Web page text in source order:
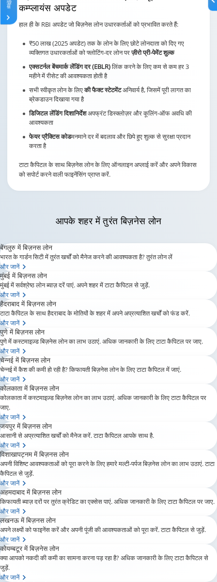
कम्प्लायंस अपडेट
हाल ही के RBI अपडेट जो बिज़नेस लोन उधारकर्ताओं को प्रभावित करते हैं:
₹50 लाख (2025 अपडेट) तक के लोन के लिए छोटे लोनदाता को दिए गए
व्यक्तिगत उधारकर्ताओं को फ्लोटिंग-दर लोन परज़ीरो प्री-पेमेंट शुल्क
एक्सटर्नल बेंचमार्क लेंडिंग दर (EBLR)लिंक करने के लिए कम से कम हर 3
महीने में रीसेट की आवश्यकता होती है
सभी स्वीकृत लोन के लिएकी फैक्ट स्टेटमेंटअनिवार्य है, जिसमें पूरी लागत का
ब्रेकडाउन दिखाया गया है
डिजिटल लेंडिंग दिशानिर्देशअपफ्रंट डिस्क्लोज़र और कूलिंग-ऑफ अवधि की
आवश्यकता
फेयर प्रैक्टिस कोडमनमाने दर में बदलाव और छिपे हुए शुल्क से सुरक्षा प्रदान
करता है
टाटा कैपिटल के साथ बिज़नेस लोन के लिए ऑनलाइन अप्लाई करें और अपने विकास
को सपोर्ट करने वाली फाइनेंसिंग प्राप्त करें.
आपके शहरमें तुरंत बिज़नेस लोन
बेंगलुरु में बिज़नस लोन
भारत के गार्डन सिटी में तुरंत खर्चों को मैनेज करने की आवश्यकता है? तुरंत लोन लें
और जानें
मुंबई में बिज़नस लोन
मुंबई में सर्वश्रेष्ठ लोन ब्याज़ दरें पाएं. अपने शहर में टाटा कैपिटल से जुड़ें.
और जानें
हैदराबाद में बिज़नस लोन
टाटा कैपिटल के साथ हैदराबाद के मोतियों के शहर में अपने अप्रत्याशित खर्चों को फंड करें.
और जानें
पुणे में बिज़नस लोन
पुणे में कस्टमाइज़्ड बिज़नेस लोन का लाभ उठाएं. अधिक जानकारी के लिए टाटा कैपिटल पर जाए.
और जानें
चेन्नई में बिज़नस लोन
चेन्नई में कैश की कमी हो रही है? किफायती बिज़नेस लोन के लिए टाटा कैपिटल में जाएं.
और जानें
कोलकाता में बिज़नस लोन
कोलकाता में कस्टमाइज़्ड बिज़नेस लोन का लाभ उठाएं. अधिक जानकारी के लिए टाटा कैपिटल पर
जाए.
और जानें
जयपुर में बिज़नस लोन
आसानी से अप्रत्याशित खर्चों को मैनेज करें. टाटा कैपिटल आपके साथ है.
और जानें
विशाखापट्नम में बिज़नस लोन
अपनी विशिष्ट आवश्यकताओं को पूरा करने के लिए हमारे मल्टी-पर्पज बिज़नेस लोन का लाभ उठाएं. टाटा
कैपिटल से जुड़ें.
और जानें
अहमदाबाद में बिज़नस लोन
किफायती ब्याज़ दरों पर तुरंत क्रेडिट का एक्सेस पाएं. अधिक जानकारी के लिए टाटा कैपिटल पर जाए.
और जानें
लखनऊ में बिज़नस लोन
अपने लक्ष्यों को फाइनेंस करें और अपनी पूंजी की आवश्यकताओं को पूरा करें. टाटा कैपिटल से जुड़ें.
और जानें
कोयम्बटूर में बिज़नेस लोन
क्या आपको नकदी की कमी का सामना करना पड़ रहा है? अधिक जानकारी के लिए टाटा कैपिटल से
जुड़ें.
और जानें